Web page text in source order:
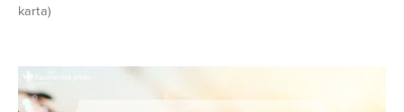
karta)